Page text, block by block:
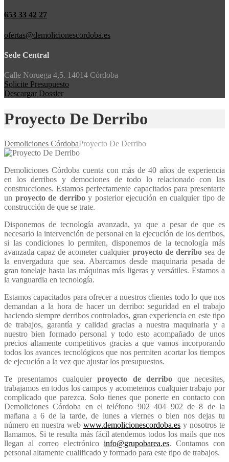
653 33 42 27
ofertas@demolicionescordoba.es
Sede Central
Calle Noruega 4,5. 14014 Córdoba
Solicite Presupuesto
Descargar Dossier
Proyecto De Derribo
Demoliciones CórdobaProyecto De Derribo
Demoliciones Córdoba cuenta con más de 40 años de experiencia
en los derribos y demociones de todo lo relacionado con las
construcciones. Estamos perfectamente capacitados para presentarte
un proyecto de derriboy posterior ejecución en cualquier tipo de
construcción de que se trate.
Disponemos de tecnología avanzada, ya que a pesar de que es
necesario la intervención de personal en la ejecución de los derribos,
si las condiciones lo permiten, disponemos de la tecnología más
avanzada capaz de acometer cualquier proyecto de derribosea de
la envergadura que sea. Abarcamos desde maquinaria pesada de
gran tonelaje hasta las máquinas más ligeras y versátiles. Estamos a
la vanguardia en tecnología.
Estamos capacitados para ofrecer a nuestros clientes todo lo que nos
demandan a la hora de hacer un derribo: seguridad en el trabajo
haciendo siempre derribos controlados, gran experiencia en este tipo
de trabajos, garantía y calidad gracias a nuestra maquinaria y a
nuestro bien formado personal y todo esto acompañado de unos
precios altamente competitivos gracias a que vamos incorporando
todos los avances tecnológicos que nos permiten acortar los tiempos
de ejecución a la vez que ajustar los presupuestos.
Te presentamos cualquierproyecto de derriboque necesites,
trabajamos en todos los campos y acometemos cualquier trabajo por
complicado que parezca. Solo tienes que ponerte en contacto con
Demoliciones Córdoba en el teléfono 902 404 902 de 8 de la
mañana a 6 de la tarde, de lunes a viernes o bien nos dejas tu
número en nuestra web www.demolicionescordoba.es y nosotros te
llamamos. Si te resulta más fácil atendemos todos los mails que nos
llegan al correo electrónico info@grupobarea.es. Contamos con
personal altamente cualificado y formado para este tipo de trabajos.